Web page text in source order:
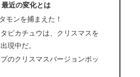
近の変化とは
モンを捕まえた！
ピカチュウは、クリスマスを
現中だ。
のクリスマスバージョンボッ